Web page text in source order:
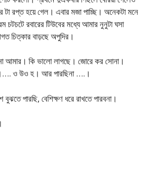
রপ্ত হয়ে গেল। এবার মজা পাচ্ছি। অনেকটা মনে
চটচটে রবারের টিউবের মধ্যে আমার নুনুটা ঘসা
চিত্কার বাড়ছে অপুদির।
আমার। কি ভালো লাগছে। জোরে কর সোনা।
ও উও হ। আর পারছিনা ….।
পারছি, বেশিক্ষণ ধরে রাখতে পারবনা।